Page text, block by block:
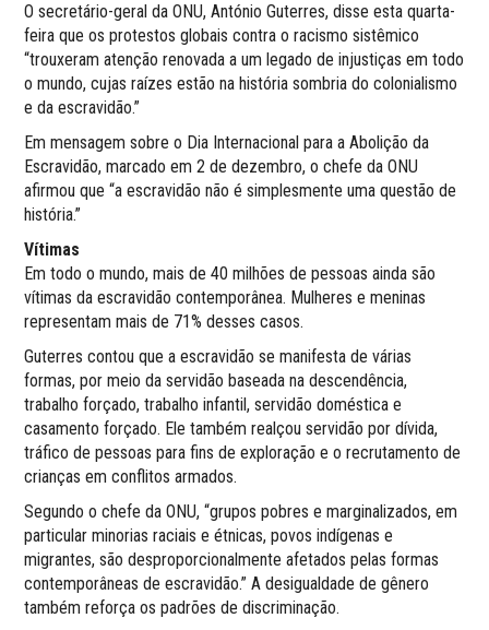
O secretário-geral da ONU, António Guterres, disse esta quarta-
feira que os protestos globais contra o racismo sistêmico
“trouxeram atenção renovada a um legado de injustiças em todo
o mundo, cujas raízes estão na história sombria do colonialismo
e da escravidão.”
Em mensagem sobre o Dia Internacional para a Abolição da
Escravidão, marcado em 2 de dezembro, o chefe da ONU
afirmou que “a escravidão não é simplesmente uma questão de
história.”
Vítimas
Em todo o mundo, mais de 40 milhões de pessoas ainda são
vítimas da escravidão contemporânea. Mulheres e meninas
representam mais de 71% desses casos.
Guterres contou que a escravidão se manifesta de várias
formas, por meio da servidão baseada na descendência,
trabalho forçado, trabalho infantil, servidão doméstica e
casamento forçado. Ele também realçou servidão por dívida,
tráfico de pessoas para fins de exploração e o recrutamento de
crianças em conflitos armados.
Segundo o chefe da ONU, “grupos pobres e marginalizados, em
particular minorias raciais e étnicas, povos indígenas e
migrantes, são desproporcionalmente afetados pelas formas
contemporâneas de escravidão.” A desigualdade de gênero
também reforça os padrões de discriminação.